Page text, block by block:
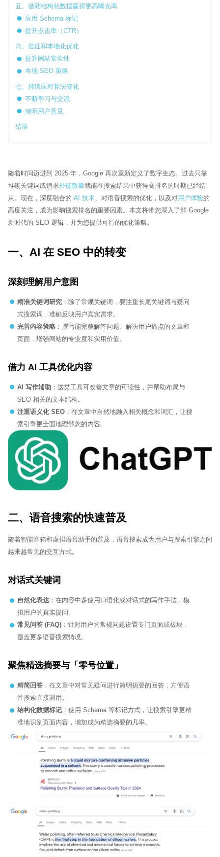
五、借助结构化数据赢得更高曝光率
应用 Schema 标记
提升点击率（CTR）
六、信任和本地化优化
提升网站安全性
本地 SEO 策略
七、持续应对算法变化
不断学习与交流
倾听用户意见
结语
随着时间迈进到 2025 年，Google 再次重新定义了数字生态。过去只靠
堆砌关键词或追求外链数量就能在搜索结果中获得高排名的时期已经结
束。现在，深度融合的 AI 技术 、对语音搜索的优化，以及对用户体验的
高度关注，成为影响搜索排名的重要因素。本文将带您深入了解 Google
新时代的 SEO 逻辑，并为您提供可行的优化策略。
一、AI 在 SEO 中的转变
深刻理解用户意图
精准关键词研究 ：除了常规关键词，要注重长尾关键词与疑问
式搜索词，准确反映用户真实需求。
完善内容策略 ：撰写能完整解答问题、解决用户痛点的文章和
页面，增强网站的专业度和实用价值。
借力 AI 工具优化内容
AI写作辅助 ：这类工具可改善文章的可读性，并帮助布局与
SEO 相关的文本结构。
注重语义化 SEO ：在文章中自然地融入相关概念和词汇，让搜
索引擎更全面地理解您的内容。
二、语音搜索的快速普及
随着智能音箱和虚拟语音助手的普及，语音搜索成为用户与搜索引擎之间
越来越常见的交互方式。
对话式关键词
自然化表达 ：在内容中多使用口语化或对话式的写作手法，模
拟用户的真实提问。
常见问答 (FAQ) ：针对用户的常规问题设置专门页面或板块，
覆盖更多语音搜索情境。
聚焦精选摘要与「零号位置」
精简回答 ：在文章中对常见疑问进行简明扼要的回答，方便语
音搜索直接调用。
结构化数据标记 ：使用 Schema 等标记方式，让搜索引擎更精
准地识别页面内容，增加成为精选摘要的几率。
Sytech AI
在线 · 外贸网站体检